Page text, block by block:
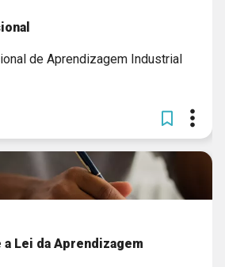
de Aprendizagem Industrial
Lei da Aprendizagem